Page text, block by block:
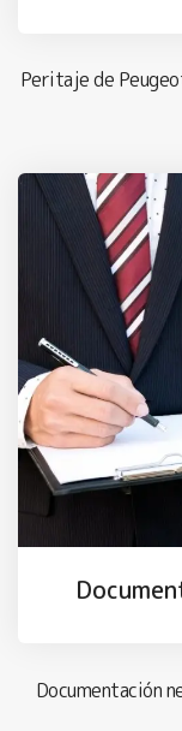
Peritaje de
Documentación